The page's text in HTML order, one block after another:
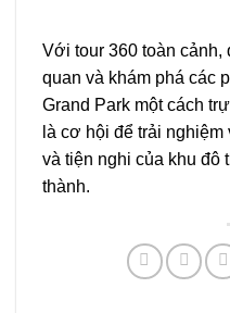
Với tour 360 toàn cảnh,
quan và khám phá các
Grand Park một cách
là cơ hội để trải
và tiện nghi của khu đô
thành.